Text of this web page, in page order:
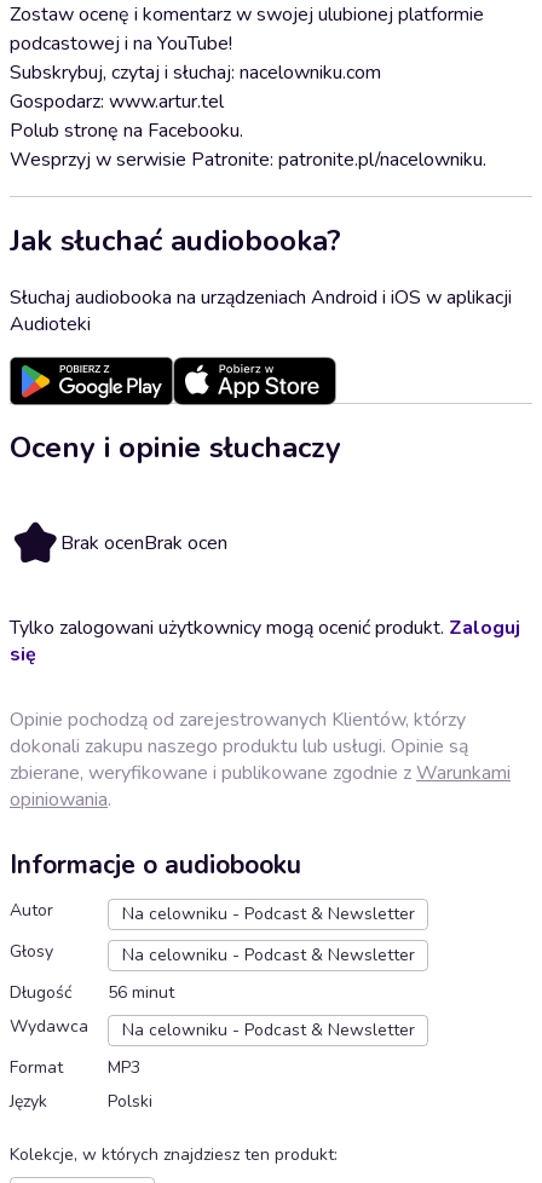
Zostaw ocenę i komentarz w swojej ulubionej platformie
podcastowej i na YouTube!
Subskrybuj, czytaj i słuchaj: nacelowniku.com
Gospodarz: www.artur.tel
Polub stronę na Facebooku.
Wesprzyj w serwisie Patronite: patronite.pl/nacelowniku.
Jak słuchać audiobooka?
Słuchaj audiobooka na urządzeniach Android i iOS w aplikacji
Audioteki
Oceny i opinie słuchaczy
Brak ocenBrak ocen
Tylko zalogowani użytkownicy mogą ocenić produkt. Zaloguj
się
Opinie pochodzą od zarejestrowanych Klientów, którzy
dokonali zakupu naszego produktu lub usługi. Opinie są
zbierane, weryfikowane i publikowane zgodnie zWarunkami
opiniowania.
Informacje o audiobooku
Autor
Na celowniku - Podcast & Newsletter
Głosy
Na celowniku - Podcast & Newsletter
Długość
56 minut
Wydawca
Na celowniku - Podcast & Newsletter
Format
MP3
Język
Polski
Kolekcje, w których znajdziesz ten produkt: